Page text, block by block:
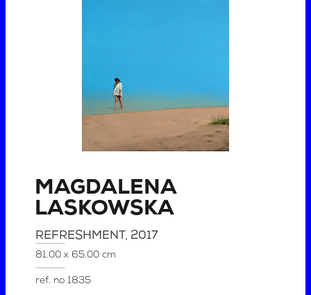
MAGDALENA
LASKOWSKA
REFRESHMENT, 2017
81.00 x 65.00 cm
ref. no1835